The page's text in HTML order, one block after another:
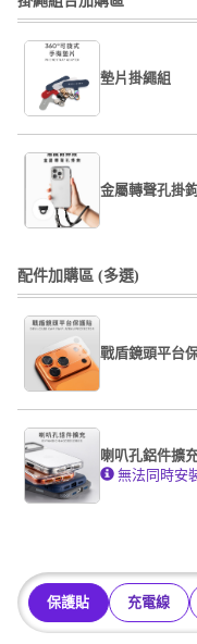
墊片掛繩組
undefined /
掛繩
金屬轉聲孔掛
掛繩
undefined /
配件加購區 (多選)
戰盾鏡頭平台
系列
喇叭孔鋁件擴
無法同時安
保護貼 充電線